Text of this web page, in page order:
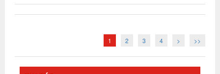
1 2 3 4 > >>